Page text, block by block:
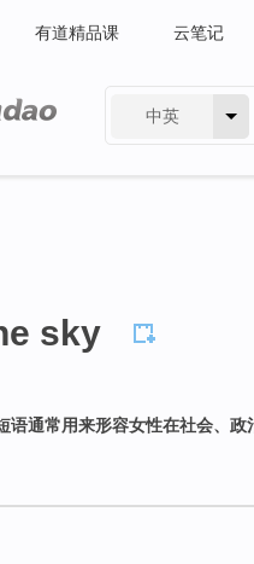
有道精品课 云笔记
中英
sky
语通常用来形容女性在社会、